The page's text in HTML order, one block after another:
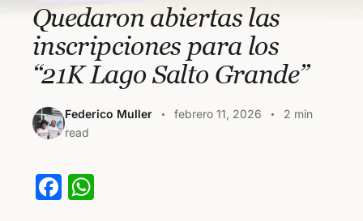
Quedaron abiertas las
inscripciones para los
“21K Lago Salto Grande”
Federico Muller febrero 11, 2026
2 min
read
F